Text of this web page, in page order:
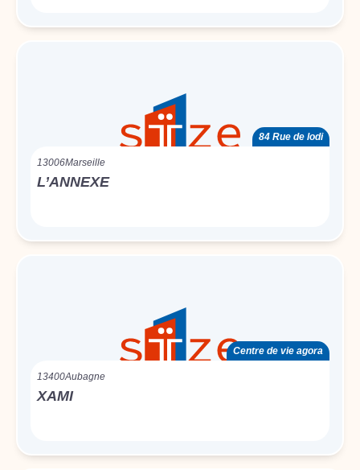
84 Rue de lodi
13006Marseille
L’ANNEXE
Centre de vie agora
13400Aubagne
XAMI